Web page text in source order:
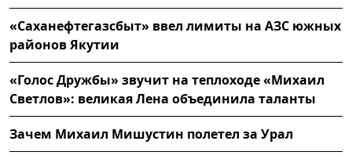
«Саханефтегазсбыт» ввел лимиты на АЗС южных
районов Якутии
«Голос Дружбы» звучит на теплоходе «Михаил
Светлов»: великая Лена объединила таланты
Зачем Михаил Мишустин полетел за Урал